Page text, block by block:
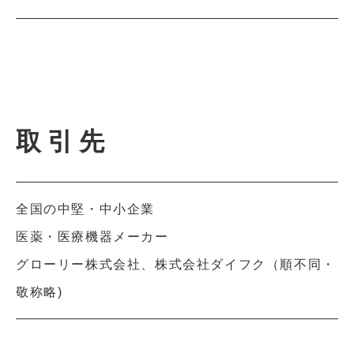
取引先
全国の中堅・中小企業
医薬・医療機器メーカー
グローリー株式会社、株式会社ダイフク（順不同・
敬称略)